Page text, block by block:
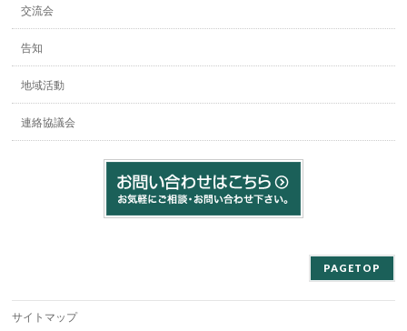
交流会
告知
地域活動
連絡協議会
PAGETOP
サイトマップ